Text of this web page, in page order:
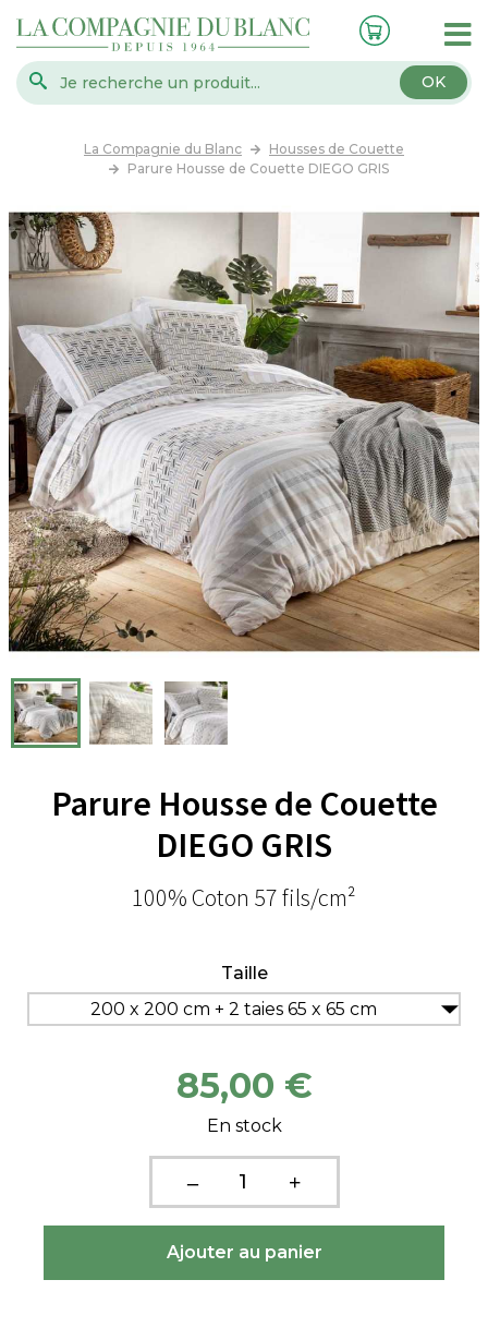
OK
La Compagnie du Blanc
Housses de Couette
Parure Housse de Couette DIEGO GRIS
Parure Housse de Couette
DIEGO GRIS
100% Coton 57 fils/cm²
Taille
200 x 200 cm + 2 taies 65 x 65 cm
85,00 €
En stock